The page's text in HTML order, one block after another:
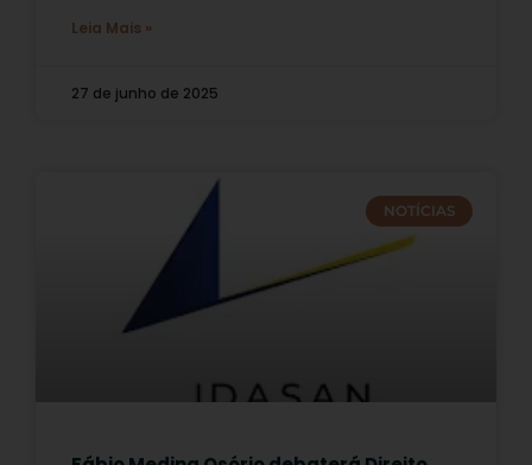
Leia Mais »
27 de junho de 2025
NOTÍCIAS